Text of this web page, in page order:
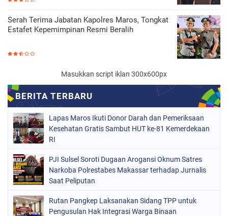
Serah Terima Jabatan Kapolres Maros, Tongkat
Estafet Kepemimpinan Resmi Beralih
Masukkan script iklan 300x600px
Lapas Maros Ikuti Donor Darah dan Pemeriksaan
Kesehatan Gratis Sambut HUT ke-81 Kemerdekaan
RI
PJI Sulsel Soroti Dugaan Arogansi Oknum Satres
Narkoba Polrestabes Makassar terhadap Jurnalis
Saat Peliputan
Rutan Pangkep Laksanakan Sidang TPP untuk
Pengusulan Hak Integrasi Warga Binaan